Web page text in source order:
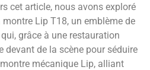
cet article, nous avons exploré
Lip T18, un emblème de
grâce à une restauration
devant de la scène pour séduire
mécanique Lip, alliant